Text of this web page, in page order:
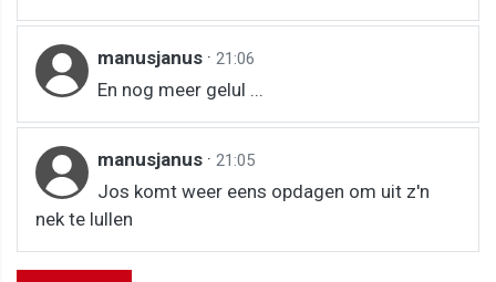
manusjanus · 21:06
En nog meer gelul ...
manusjanus · 21:05
Jos komt weer eens opdagen om uit z'n
nek te lullen